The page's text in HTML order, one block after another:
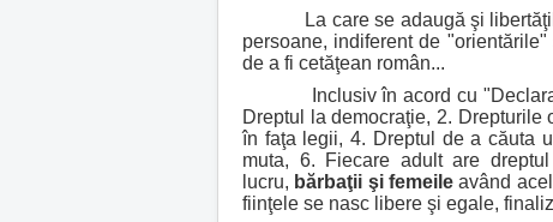
La care se adaugă şi libertăţile
persoane, indiferent de
de a fi cetăţean român...
Inclusiv în acord cu "Declaraţia
Dreptul la democraţie, 2.
în faţa legii, 4. Dreptul de a căuta
muta, 6. Fiecare adult are
lucru, bărbaţii şi femeile având
fiinţele se nasc libere şi egale,